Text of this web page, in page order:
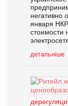
негативно
января
стоимости
детальніше